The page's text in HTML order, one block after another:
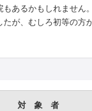
あるかもしれません。
が、むしろ初等の方
対 象 者